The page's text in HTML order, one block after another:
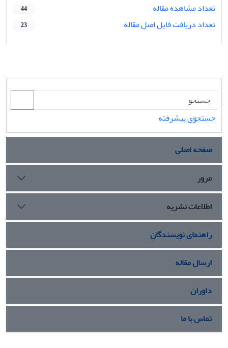
تعداد مشاهده مقاله
44
تعداد دریافت فایل اصل مقاله 23
جستجوی پیشرفته
صفحه اصلی
مرور
اطلاعات نشریه
راهنمای نویسندگان
ارسال مقاله
داوران
تماس با ما